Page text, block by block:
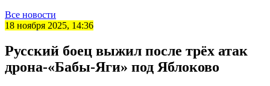
Все новости
18 ноября 2025, 14:36
Русский боец выжил после трёх атак
дрона-«Бабы-Яги» под Яблоково